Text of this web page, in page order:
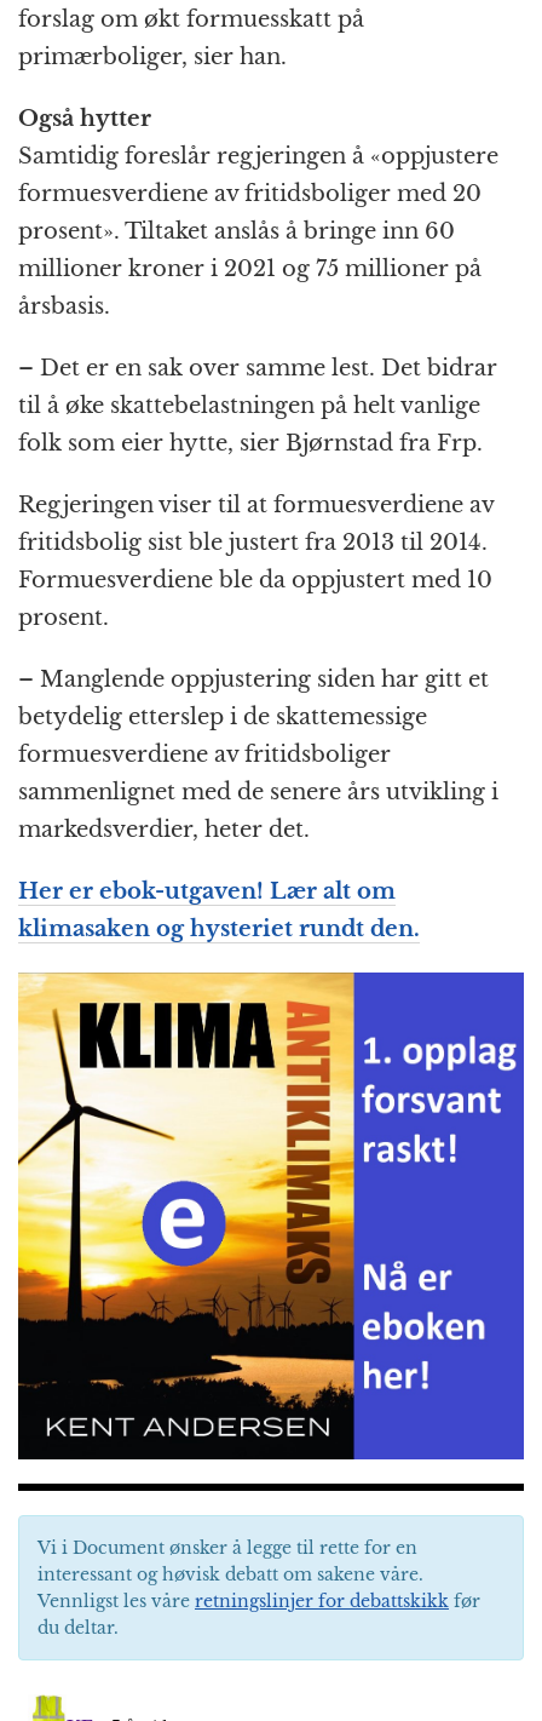
forslag om økt formuesskatt på
primærboliger, sier han.
Også hytter
Samtidig foreslår regjeringen å «oppjustere
formuesverdiene av fritidsboliger med 20
prosent». Tiltaket anslås å bringe inn 60
millioner kroner i 2021 og 75 millioner på
årsbasis.
– Det er en sak over samme lest. Det bidrar
til å øke skattebelastningen på helt vanlige
folk som eier hytte, sier Bjørnstad fra Frp.
Regjeringen viser til at formuesverdiene av
fritidsbolig sist ble justert fra 2013 til 2014.
Formuesverdiene ble da oppjustert med 10
prosent.
– Manglende oppjustering siden har gitt et
betydelig etterslep i de skattemessige
formuesverdiene av fritidsboliger
sammenlignet med de senere års utvikling i
markedsverdier, heter det.
Her er ebok-utgaven! Lær alt om
klimasaken og hysteriet rundt den.
Vi i Document ønsker å legge til rette for en
interessant og høvisk debatt om sakene våre.
Vennligst les våre retningslinjer for debattskikk før
du deltar.